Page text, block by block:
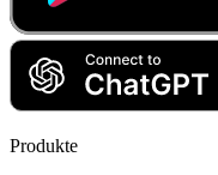
Produkte